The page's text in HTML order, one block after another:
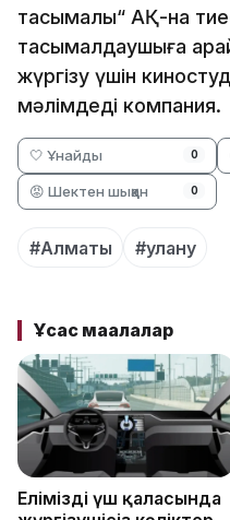
тасымалы“ АҚ-на
тасымалдаушыға
жүргізу үшін
мәлімдеді компания.
🤍 Ұнайды 0
😡 Шектен шыққан 0
#Алматы #улану
Ұқсас мақалалар
Еліміздің үш қаласында